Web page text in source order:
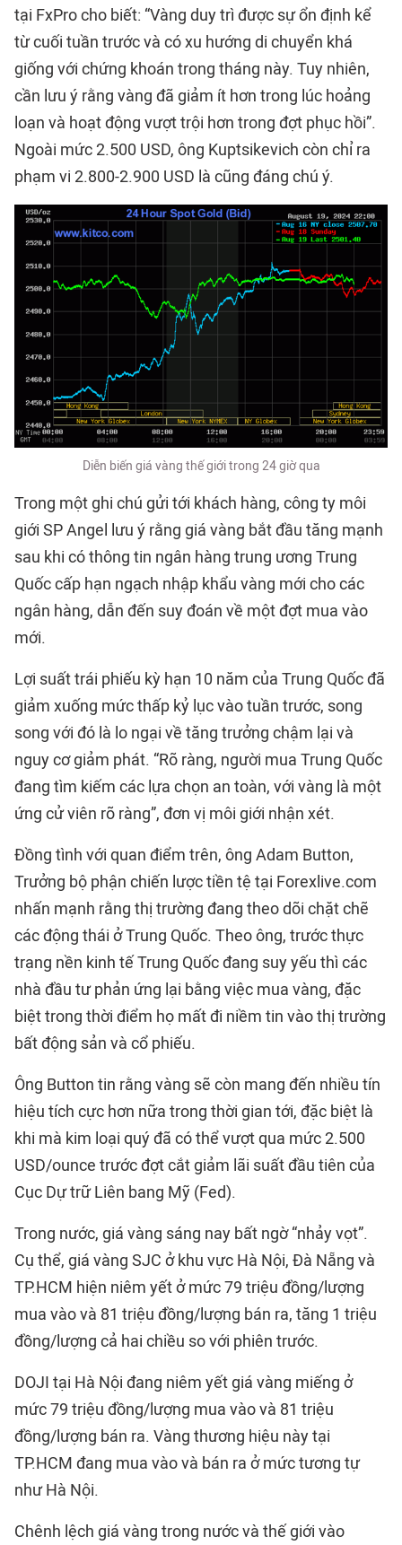
tại FxPro cho biết: “Vàng duy trì được sự ổn định kể
từ cuối tuần trước và có xu hướng di chuyển khá
giống với chứng khoán trong tháng này. Tuy nhiên,
cần lưu ý rằng vàng đã giảm ít hơn trong lúc hoảng
loạn và hoạt động vượt trội hơn trong đợt phục hồi”.
Ngoài mức 2.500 USD, ông Kuptsikevich còn chỉ ra
phạm vi 2.800-2.900 USD là cũng đáng chú ý.
Diễn biến giá vàng thế giới trong 24 giờ qua
Trong một ghi chú gửi tới khách hàng, công ty môi
giới SP Angel lưu ý rằng giá vàng bắt đầu tăng mạnh
sau khi có thông tin ngân hàng trung ương Trung
Quốc cấp hạn ngạch nhập khẩu vàng mới cho các
ngân hàng, dẫn đến suy đoán về một đợt mua vào
mới.
Lợi suất trái phiếu kỳ hạn 10 năm của Trung Quốc đã
giảm xuống mức thấp kỷ lục vào tuần trước, song
song với đó là lo ngại về tăng trưởng chậm lại và
nguy cơ giảm phát. “Rõ ràng, người mua Trung Quốc
đang tìm kiếm các lựa chọn an toàn, với vàng là một
ứng cử viên rõ ràng”, đơn vị môi giới nhận xét.
Đồng tình với quan điểm trên, ông Adam Button,
Trưởng bộ phận chiến lược tiền tệ tại Forexlive.com
nhấn mạnh rằng thị trường đang theo dõi chặt chẽ
các động thái ở Trung Quốc. Theo ông, trước thực
trạng nền kinh tế Trung Quốc đang suy yếu thì các
nhà đầu tư phản ứng lại bằng việc mua vàng, đặc
biệt trong thời điểm họ mất đi niềm tin vào thị trường
bất động sản và cổ phiếu.
Ông Button tin rằng vàng sẽ còn mang đến nhiều tín
hiệu tích cực hơn nữa trong thời gian tới, đặc biệt là
khi mà kim loại quý đã có thể vượt qua mức 2.500
USD/ounce trước đợt cắt giảm lãi suất đầu tiên của
Cục Dự trữ Liên bang Mỹ (Fed).
Trong nước, giá vàng sáng nay bất ngờ “nhảy vọt”.
Cụ thể, giá vàng SJC ở khu vực Hà Nội, Đà Nẵng và
TP.HCM hiện niêm yết ở mức 79 triệu đồng/lượng
mua vào và 81 triệu đồng/lượng bán ra, tăng 1 triệu
đồng/lượng cả hai chiều so với phiên trước.
DOJI tại Hà Nội đang niêm yết giá vàng miếng ở
mức 79 triệu đồng/lượng mua vào và 81 triệu
đồng/lượng bán ra. Vàng thương hiệu này tại
TP.HCM đang mua vào và bán ra ở mức tương tự
như Hà Nội.
Chênh lệch giá vàng trong nước và thế giới vào